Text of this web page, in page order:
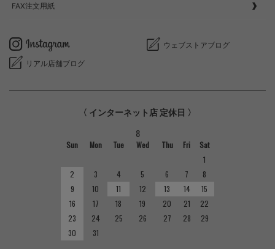
FAX注文用紙
ウェブストアブログ
リアル店舗ブログ
〈 インターネット店 定休日 〉
8
Sun Mon Tue Wed Thu Fri
Sat
1
2
3 4 5 6 7
8
9
10 11 12 13 14
15
16
17 18 19 20 21
22
23
24 25 26 27 28
29
30
31